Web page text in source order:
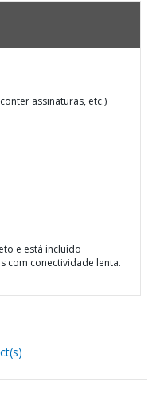
assinaturas, etc.)
e está incluído
com conectividade lenta.